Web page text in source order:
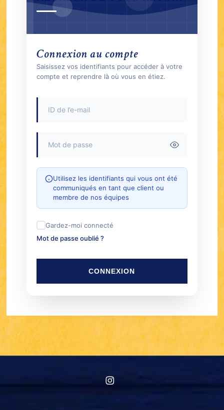
Connexion au compte
Saisissez vos identifiants pour accéder à votre
compte et reprendre là où vous en étiez.
Utilisez les identifiants qui vous ont été
communiqués en tant que client ou
membre de nos équipes
Gardez-moi connecté
Mot de passe oublié ?
CONNEXION